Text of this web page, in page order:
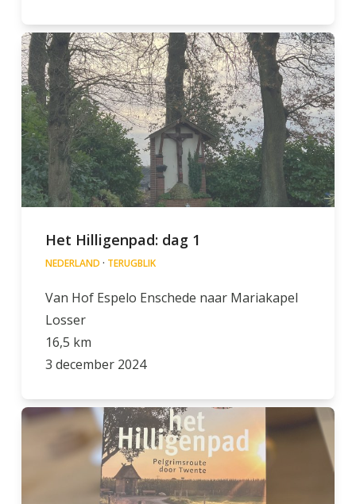
Het Hilligenpad: dag 1
NEDERLAND · TERUGBLIK
Van Hof Espelo Enschede naar Mariakapel
Losser
16,5 km
3 december 2024